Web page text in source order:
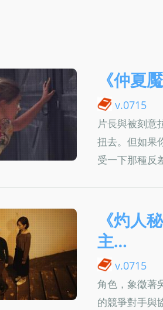
《仲夏
v.0715
片長與被刻意
扭去。但如果
受一下那種反
《灼人
主…
v.0715
角色，象徵著
的競爭對手與